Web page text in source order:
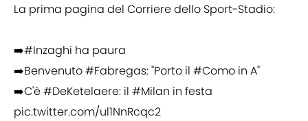
La prima pagina del Corriere dello Sport-Stadio:
➡️#Inzaghi ha paura
➡️Benvenuto#Fabregas: "Porto il #Como in A"
➡️C'è#DeKetelaere: il #Milan in festa
pic.twitter.com/ul1NnRcqc2